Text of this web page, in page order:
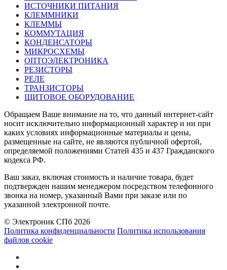
ИСТОЧНИКИ ПИТАНИЯ
КЛЕММНИКИ
КЛЕММЫ
КОММУТАЦИЯ
КОНДЕНСАТОРЫ
МИКРОСХЕМЫ
ОПТОЭЛЕКТРОНИКА
РЕЗИСТОРЫ
РЕЛЕ
ТРАНЗИСТОРЫ
ЩИТОВОЕ ОБОРУДОВАНИЕ
Обращаем Ваше внимание на то, что данный интернет-сайт
носит исключительно информационный характер и ни при
каких условиях информационные материалы и цены,
размещенные на сайте, не являются публичной офертой,
определяемой положениями Статей 435 и 437 Гражданского
кодекса РФ.
Ваш заказ, включая стоимость и наличие товара, будет
подтвержден нашим менеджером посредством телефонного
звонка на номер, указанный Вами при заказе или по
указанной электронной почте.
© Электроник СПб 2026
Политика конфиденциальности Политика использования
файлов cookie